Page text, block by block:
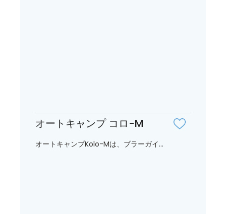
オートキャンプ コロ-M
オートキャンプKolo-Mは、ブラーガイ...